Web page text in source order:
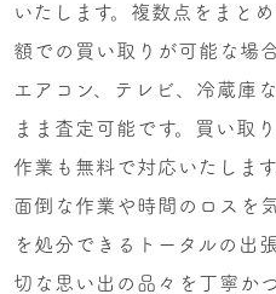
いたします。複数点をまと
額での買い取りが可能な場
エアコン、テレビ、冷蔵庫
まま査定可能です。買い取
作業も無料で対応いたします
面倒な作業や時間のロスを
を処分できるトータルの出
切な思い出の品々を丁寧か